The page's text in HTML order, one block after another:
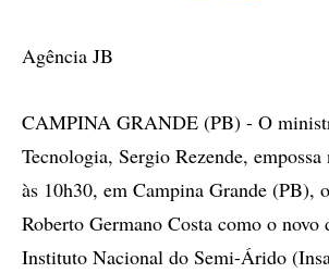
Agência JB
CAMPINA GRANDE (PB) - O
Tecnologia, Sergio Rezende, empossa
às 10h30, em Campina Grande (PB),
Roberto Germano Costa como o
Instituto Nacional do Semi-Árido